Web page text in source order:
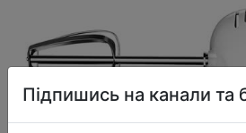
Підпишись на канали та